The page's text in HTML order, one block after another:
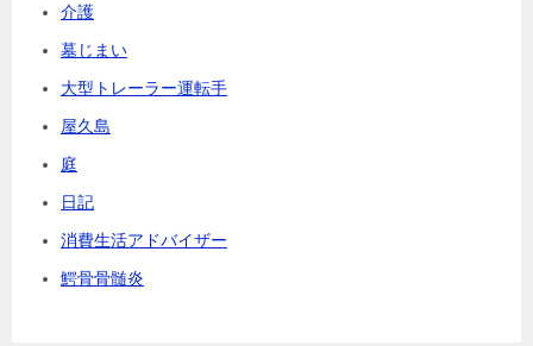
介護
墓じまい
大型トレーラー運転手
屋久島
庭
日記
消費生活アドバイザー
鰐骨骨髄炎